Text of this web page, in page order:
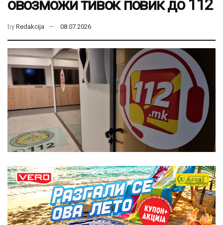
овозможи тивок повик до 112
by Redakcija 08.07.2026